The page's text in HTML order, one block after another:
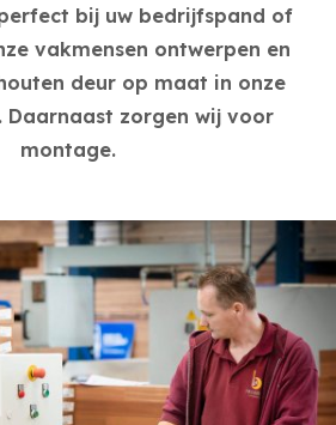
bij uw bedrijfspand of
vakmensen ontwerpen en
deur op maat in onze
Daarnaast zorgen wij voor
montage.